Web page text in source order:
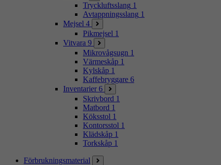
Tryckluftsslang 1
Avtappningsslang 1
Mejsel 4
Pikmejsel 1
Vitvara 9
Mikrovågsugn 1
Värmeskåp 1
Kylskåp 1
Kaffebryggare 6
Inventarier 6
Skrivbord 1
Matbord 1
Köksstol 1
Kontorsstol 1
Klädskåp 1
Torkskåp 1
Förbrukningsmaterial